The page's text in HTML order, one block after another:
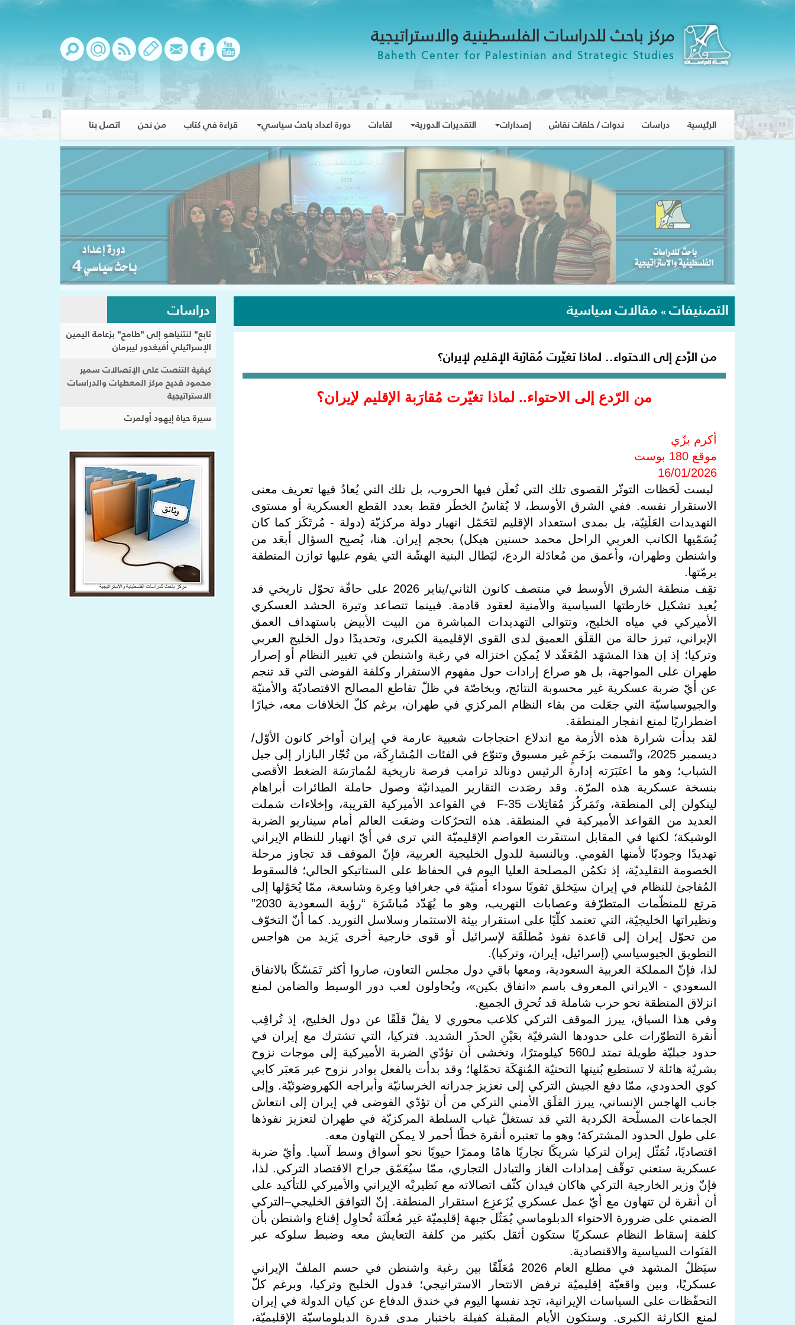
مركز باحث للدراسات الفلسطينية والاستراتيجية
Baheth Center for Palestinian and Strategic Studies
الرئيسية دراسات ندوات / حلقات نقاش إصدارات التقديرات الدورية لقاءات دورة اعداد باحث سياسي قراءة في كتاب من نحن اتصل بنا
التصنيفات » مقالات سياسية
من الرّدع إلى الاحتواء.. لماذا تغيّرت مُقارَبة الإقليم لإيران؟
من الرّدع إلى الاحتواء.. لماذا تغيّرت مُقارَبة الإقليم لإيران؟
أكرم بزّي
موقع 180 بوست
16/01/2026
ليست لَحَظات التوتّر القصوى تلك التي تُعلَن فيها الحروب، بل تلك التي يُعادُ فيها تعريف معنى
الاستقرار نفسه. ففي الشرق الأوسط، لا يُقاسُ الخطَر فقط بعدد القطع العسكرية أو مستوى
التهديدات العَلَنِيّة، بل بمدى استعداد الإقليم لتَحَمّل انهيار دولة مركزيّة (دولة - مُرتَكَز كما كان
يُسَمّيها الكاتب العربي الراحل محمد حسنين هيكل) بحجم إيران. هنا، يُصبِح السؤال أبعَد من
واشنطن وطهران، وأعمق من مُعادَلة الردع، ليَطال البنية الهشّة التي يقوم عليها توازن المنطقة
برمّتها.
تقِف منطقة الشرق الأوسط في منتصف كانون الثاني/يناير 2026 على حافّة تحوّل تاريخي قد
يُعيد تشكيل خارطتها السياسية والأمنية لعقود قادمة. فبينما تتصاعد وتيرة الحشد العسكري
الأميركي في مياه الخليج، وتتوالى التهديدات المباشرة من البيت الأبيض باستهداف العمق
الإيراني، تبرز حالة من القلَق العميق لدى القوى الإقليمية الكبرى، وتحديدًا دول الخليج العربي
وتركيا؛ إذ إن هذا المشهَد المُعَقّد لا يُمكِن اختزاله في رغبة واشنطن في تغيير النظام أو إصرار
طهران على المواجهة، بل هو صراع إرادات حول مفهوم الاستقرار وكلفة الفوضى التي قد تنجم
عن أيّ ضربة عسكرية غير محسوبة النتائج، وبخاصّة في ظلّ تقاطع المصالح الاقتصاديّة والأمنيّة
والجيوسياسيّة التي جعَلت من بقاء النظام المركزي في طهران، برغم كلّ الخلافات معه، خيارًا
اضطراريًا لمنع انفجار المنطقة.
لقد بدأت شرارة هذه الأزمة مع اندلاع احتجاجات شعبية عارمة في إيران أواخر كانون الأوّل/
ديسمبر 2025، واتّسمت بزَخَمٍ غير مسبوق وتنوّع في الفئات المُشارِكَة، من تُجّار البازار إلى جيل
الشباب؛ وهو ما اعتَبَرَته إدارة الرئيس دونالد ترامب فرصة تاريخية لمُمارَسَة الضغط الأقصى
بنسخة عسكرية هذه المرّة. وقد رصَدت التقارير الميدانيّة وصول حاملة الطائرات أبراهام
لينكولن إلى المنطقة، وتَمَركُز مُقاتِلات F-35 في القواعد الأميركية القريبة، وإخلاءات شملت
العديد من القواعد الأميركية في المنطقة. هذه التحرّكات وضعَت العالم أمام سيناريو الضربة
الوشيكة؛ لكنها في المقابل استنفَرت العواصم الإقليميّة التي ترى في أيّ انهيار للنظام الإيراني
تهديدًا وجوديًا لأمنها القومي. وبالنسبة للدول الخليجية العربية، فإنّ الموقف قد تجاوز مرحلة
الخصومة التقليديّة، إذ تكمُن المصلحة العليا اليوم في الحفاظ على الستاتيكو الحالي؛ فالسقوط
المُفاجئ للنظام في إيران سيَخلق ثقوبًا سوداء أمنيّة في جغرافيا وعِرة وشاسعة، ممّا يُحَوّلها إلى
مَرتع للمنظّمات المتطرّفة وعصابات التهريب، وهو ما يُهَدّد مُباشَرَة “رؤية السعودية 2030”
ونظيراتها الخليجيّة، التي تعتمد كلّيًا على استقرار بيئة الاستثمار وسلاسل التوريد. كما أنّ التخوّف
من تحوّل إيران إلى قاعدة نفوذ مُطلَقَة لإسرائيل أو قوى خارجية أخرى يَزيد من هواجس
التطويق الجيوسياسي (إسرائيل، إيران، وتركيا).
لذا، فإنّ المملكة العربية السعودية، ومعها باقي دول مجلس التعاون، صاروا أكثر تَمَسّكًا بالاتفاق
السعودي - الايراني المعروف باسم «اتفاق بكين»، ويُحاولون لعب دور الوسيط والضامن لمنع
انزلاق المنطقة نحو حرب شاملة قد تُحرِق الجميع.
وفي هذا السياق، يبرز الموقف التركي كلاعب محوري لا يقلّ قلَقًا عن دول الخليج، إذ تُراقِب
أنقرة التطوّرات على حدودها الشرقيّة بعَيْنِ الحذَر الشديد. فتركيا، التي تشترك مع إيران في
حدود جبليّة طويلة تمتد لـ560 كيلومترًا، وتخشى أن تؤدّي الضربة الأميركية إلى موجات نزوح
بشريّة هائلة لا تستطيع بُنيتها التحتيّة المُنهَكَة تحمّلها؛ وقد بدأت بالفعل بوادر نزوح عبر مَعبَر كابي
كوي الحدودي، ممّا دفع الجيش التركي إلى تعزيز جدرانه الخرسانيّة وأبراجه الكهروضوئيّة. وإلى
جانب الهاجس الإنساني، يبرز القلَق الأمني التركي من أن تؤدّي الفوضى في إيران إلى انتعاش
الجماعات المسلّحة الكردية التي قد تستغلّ غياب السلطة المركزيّة في طهران لتعزيز نفوذها
على طول الحدود المشتركة؛ وهو ما تعتبره أنقرة خطًا أحمر لا يمكن التهاون معه.
اقتصاديًا، تُمَثّل إيران لتركيا شريكًا تجاريًا هامًا وممرًا حيويًا نحو أسواق وسط آسيا. وأيّ ضربة
عسكرية ستعني توقّف إمدادات الغاز والتبادل التجاري، ممّا سيُعَمّق جراح الاقتصاد التركي. لذا،
فإنّ وزير الخارجية التركي هاكان فيدان كثّف اتصالاته مع نَظيريْه الإيراني والأميركي للتأكيد على
أن أنقرة لن تتهاون مع أيّ عمل عسكري يُزَعزِع استقرار المنطقة. إنّ التوافق الخليجي–التركي
الضمني على ضرورة الاحتواء الدبلوماسي يُمَثّل جبهة إقليميّة غير مُعلَنَة تُحاوِل إقناع واشنطن بأن
كلفة إسقاط النظام عسكريًا ستكون أثقل بكثير من كلفة التعايش معه وضبط سلوكه عبر
القنَوات السياسية والاقتصادية.
سيَظلّ المشهد في مطلع العام 2026 مُعَلّقًا بين رغبة واشنطن في حسم الملفّ الإيراني
عسكريًا، وبين واقعيّة إقليميّة ترفض الانتحار الاستراتيجي؛ فدول الخليج وتركيا، وبرغم كلّ
التحفّظات على السياسات الإيرانية، تجِد نفسها اليوم في خندق الدفاع عن كيان الدولة في إيران
لمنع الكارثة الكبرى. وستكون الأيام المقبلة كفيلة باختبار مدى قدرة الدبلوماسيّة الإقليميّة،
دراسات
تابع" لنتنياهو إلى "طامح" بزعامة اليمين
الإسرائيلي أفيغدور ليبرمان
كيفية التنصت على الإتصالات سمير
محمود قديح مركز المعطيات والدراسات
الاستراتيجية
سيرة حياة إيهود أولمرت